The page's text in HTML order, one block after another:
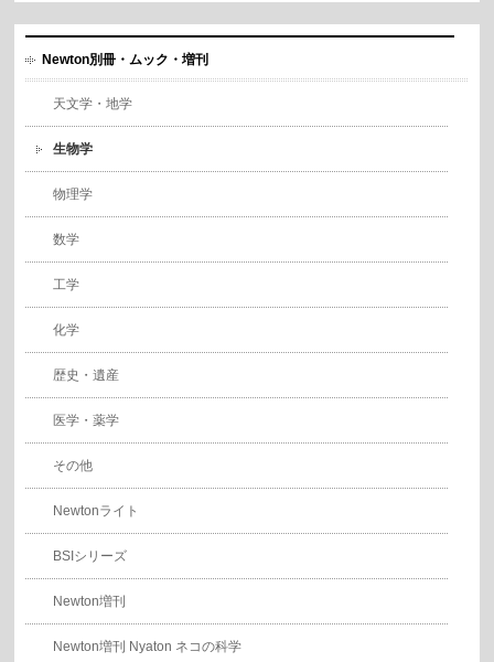
Newton別冊・ムック・増刊
天文学・地学
生物学
物理学
数学
工学
化学
歴史・遺産
医学・薬学
その他
Newtonライト
BSIシリーズ
Newton増刊
Newton増刊 Nyaton ネコの科学